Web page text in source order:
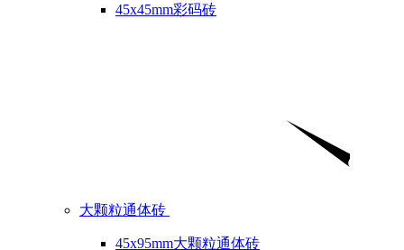
45x45mm彩码砖
大颗粒通体砖
45x95mm大颗粒通体砖